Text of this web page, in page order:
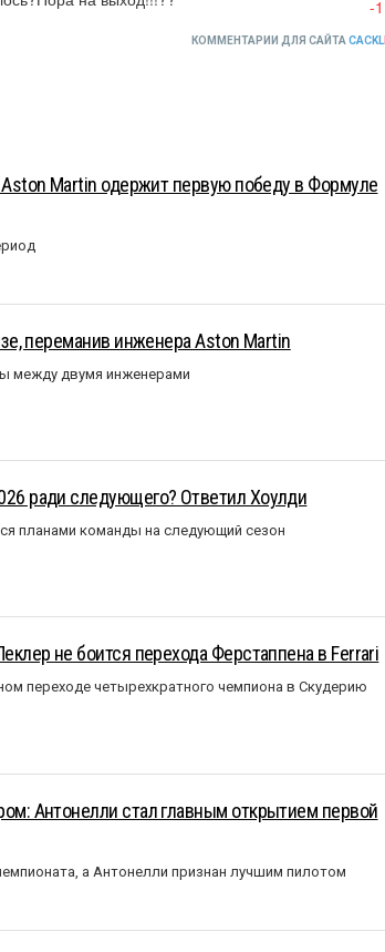
-1
КОММЕНТАРИИ ДЛЯ САЙТА CACKL
Martin одержит первую победу в Формуле
переманив инженера Aston Martin
между двумя инженерами
ради следующего? Ответил Хоулди
планами команды на следующий сезон
не боится перехода Ферстаппена в Ferrari
переходе четырехкратного чемпиона в Скудерию
Антонелли стал главным открытием первой
а Антонелли признан лучшим пилотом